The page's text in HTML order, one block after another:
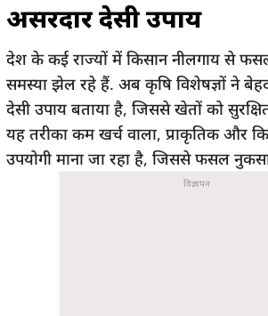
असरदार देसी उपाय
देश के कई राज्यों में किसान नीलगाय से
समस्या झेल रहे हैं. अब कृषि विशेषज्ञों ने
देसी उपाय बताया है, जिससे खेतों को
यह तरीका कम खर्च वाला, प्राकृतिक और
उपयोगी माना जा रहा है, जिससे फसल